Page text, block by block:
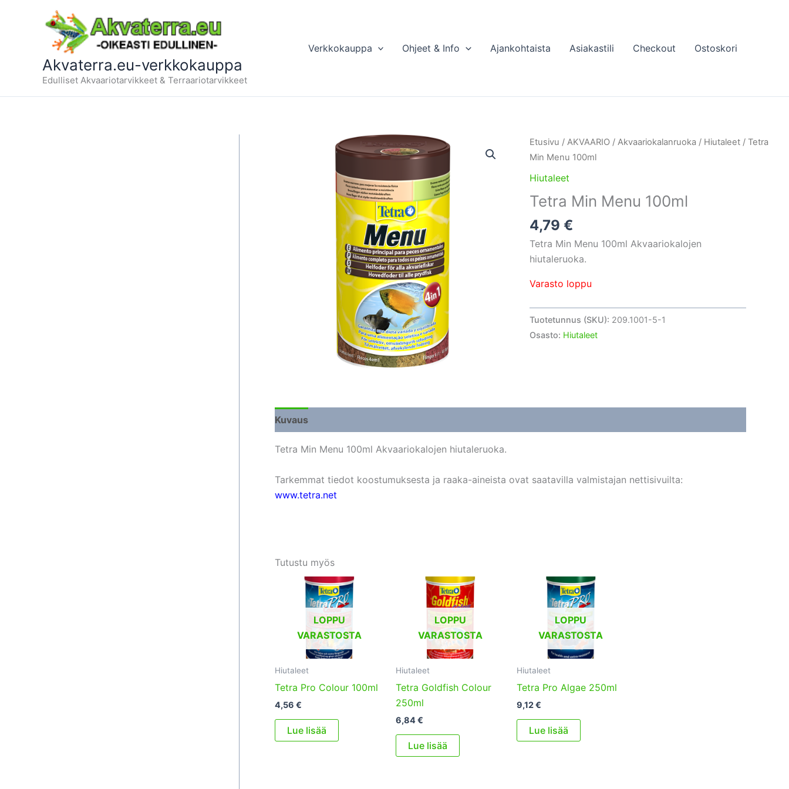
Akvaterra.eu-verkkokauppa
Edulliset Akvaariotarvikkeet & Terraariotarvikkeet
Verkkokauppa Ohjeet & Info Ajankohtaista Asiakastili Checkout Ostoskori
Etusivu / AKVAARIO/ Akvaariokalanruoka / Hiutaleet/ Tetra
Min Menu 100ml
Hiutaleet
Tetra Min Menu 100ml
4,79 €
Tetra Min Menu 100ml Akvaariokalojen
hiutaleruoka.
Varasto loppu
Tuotetunnus (SKU): 209.1001-5-1
Osasto: Hiutaleet
Kuvaus
Tetra Min Menu 100ml Akvaariokalojen hiutaleruoka.
Tarkemmat tiedot koostumuksesta ja raaka-aineista ovat saatavilla valmistajan nettisivuilta:
www.tetra.net
Tutustu myös
LOPPU
VARASTOSTA
Hiutaleet
Tetra Pro Colour 100ml
4,56 €
Lue lisää
LOPPU
VARASTOSTA
Hiutaleet
Tetra Goldfish Colour
250ml
6,84€
Lue lisää
LOPPU
VARASTOSTA
Hiutaleet
Tetra Pro Algae 250ml
9,12€
Lue lisää